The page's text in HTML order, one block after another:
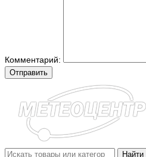
Комментарий:
Отправить
Найти